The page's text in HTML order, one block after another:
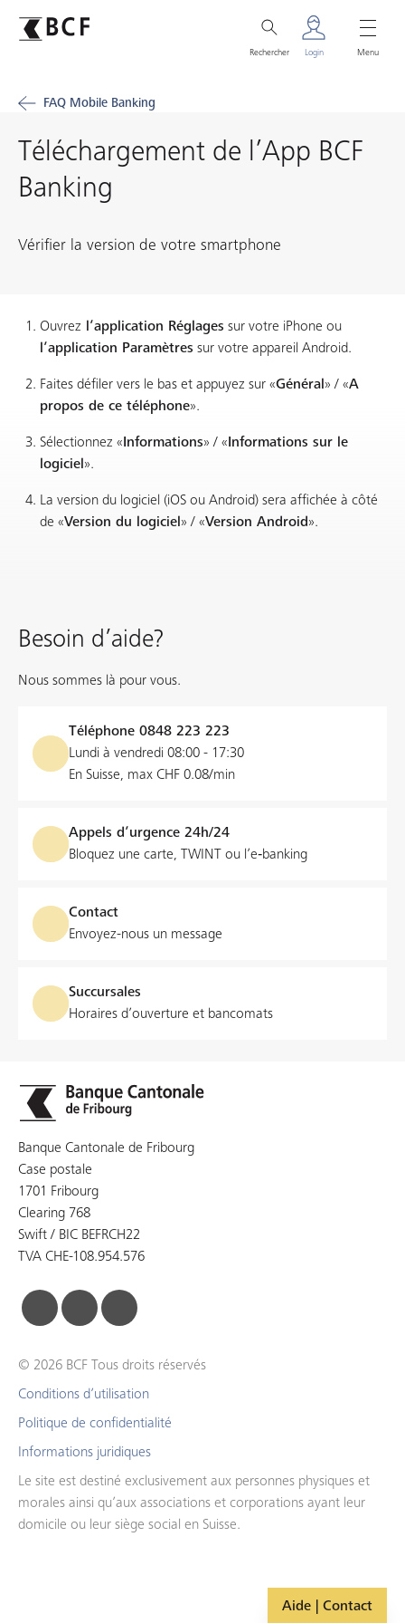
Rechercher Login Menu
FAQ Mobile Banking
Téléchargement de l’App BCF
Banking
Vérifier la version de votre smartphone
Ouvrez l’application Réglages sur votre iPhone ou
l’application Paramètres sur votre appareil Android.
Faites défiler vers le bas et appuyez sur «Général » / «A
propos de ce téléphone».
Sélectionnez « Informations» / « Informations sur le
logiciel ».
La version du logiciel (iOS ou Android) sera affichée à côté
de «Version du logiciel » / «Version Android».
Besoin d’aide?
Nous sommes là pour vous.
Téléphone 0848 223 223
Lundi à vendredi 08:00 - 17:30
En Suisse, max CHF 0.08/min
Appels d’urgence 24h/24
Bloquez une carte, TWINT ou l’e‑banking
Contact
Envoyez-nous un message
Succursales
Horaires d’ouverture et bancomats
Banque Cantonale de Fribourg
Case postale
1701 Fribourg
Clearing 768
Swift / BIC BEFRCH22
TVA CHE-108.954.576
© 2026 BCF Tous droits réservés
Conditions d’utilisation
Politique de confidentialité
Informations juridiques
Le site est destiné exclusivement aux personnes physiques et
morales ainsi qu’aux associations et corporations ayant leur
domicile ou leur siège social en Suisse.
Aide | Contact